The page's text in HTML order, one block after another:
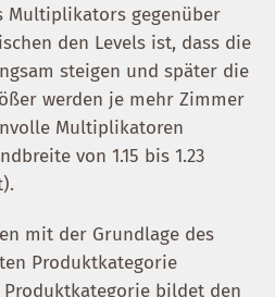
Multiplikators gegenüber
den Levels ist, dass die
steigen und später die
werden je mehr Zimmer
Multiplikatoren
von 1.15 bis 1.23
mit der Grundlage des
Produktkategorie
bildet den